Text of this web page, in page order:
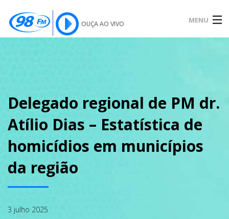
OUÇA AO VIVO MENU
SOBRE
PODCAST
GALERIA
Delegado regional de PM dr.
Atílio Dias – Estatística de
homicídios em municípios
da região
3 julho 2025